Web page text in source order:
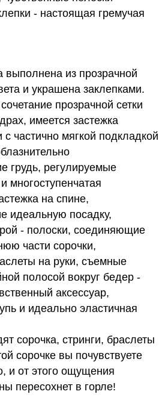
- настоящая гремучая
выполнена из прозрачной
и украшена заклепками.
прозрачной сетки
имеется застежка
частично мягкой подкладкой
грудь, регулируемые
многоступенчатая
на спине,
идеальную посадку,
- полоски, соединяющие
части сорочки,
на руки, съемные
полосой вокруг бедер -
аксессуар,
и идеально эластичная
сорочка, стринги, браслеты
сорочке вы почувствуете
и от этого ощущения
пересохнет в горле!